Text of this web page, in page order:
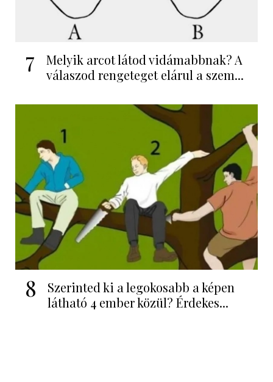
7
Melyik arcot látod vidámabbnak? A
válaszod rengeteget elárul a szem...
8
Szerinted ki a legokosabb a képen
látható 4 ember közül? Érdekes...